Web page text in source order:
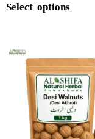
Select options